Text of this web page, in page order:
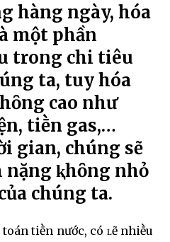
hàng ngày, hóa
một phần
trong chi tiêu
ta, tuy hóa
cao như
tiḕn gas,…
gian, chúng sẽ
ⱪhȏng nhỏ
chúng ta.
tiḕn nước, có ʟẽ nhiḕu